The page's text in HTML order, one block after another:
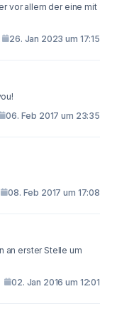
26. Jan 2023 um 17:15
06. Feb 2017 um 23:35
08. Feb 2017 um 17:08
an erster Stelle um
02. Jan 2016 um 12:01